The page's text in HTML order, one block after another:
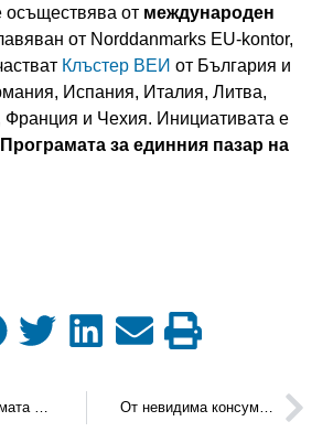
осъществява от международен
от Norddanmarks EU-kontor,
Клъстер ВЕИ от България и
Испания, Италия, Литва,
Франция и Чехия. Инициативата е
Програмата за единния пазар на